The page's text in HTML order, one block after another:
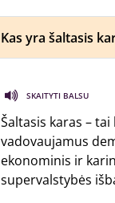
Kas yra šaltasis
SKAITYTI BALSU
Šaltasis karas –
vadovaujamus
ekonominis ir
supervalstybės